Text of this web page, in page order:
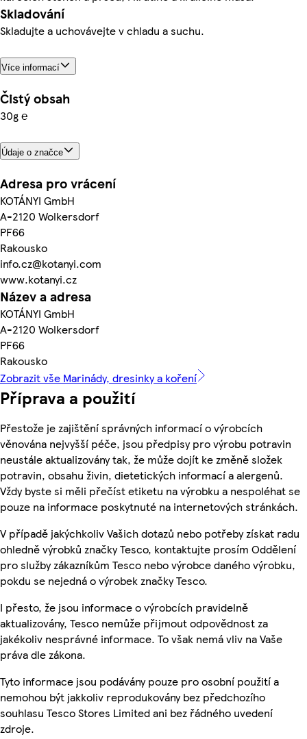
Skladování
Skladujte a uchovávejte v chladu a suchu.
Více informací
Čistý obsah
30g ℮
Údaje o značce
Adresa pro vrácení
KOTÁNYI GmbH
A-2120 Wolkersdorf
PF66
Rakousko
info.cz@kotanyi.com
www.kotanyi.cz
Název a adresa
KOTÁNYI GmbH
A-2120 Wolkersdorf
PF66
Rakousko
Zobrazit vše Marinády, dresinky a koření
Příprava a použití
Přestože je zajištění správných informací o výrobcích
věnována nejvyšší péče, jsou předpisy pro výrobu potravin
neustále aktualizovány tak, že může dojít ke změně složek
potravin, obsahu živin, dietetických informací a alergenů.
Vždy byste si měli přečíst etiketu na výrobku a nespoléhat se
pouze na informace poskytnuté na internetových stránkách.
V případě jakýchkoliv Vašich dotazů nebo potřeby získat radu
ohledně výrobků značky Tesco, kontaktujte prosím Oddělení
pro služby zákazníkům Tesco nebo výrobce daného výrobku,
pokdu se nejedná o výrobek značky Tesco.
I přesto, že jsou informace o výrobcích pravidelně
aktualizovány, Tesco nemůže přijmout odpovědnost za
jakékoliv nesprávné informace. To však nemá vliv na Vaše
práva dle zákona.
Tyto informace jsou podávány pouze pro osobní použití a
nemohou být jakkoliv reprodukovány bez předchozího
souhlasu Tesco Stores Limited ani bez řádného uvedení
zdroje.